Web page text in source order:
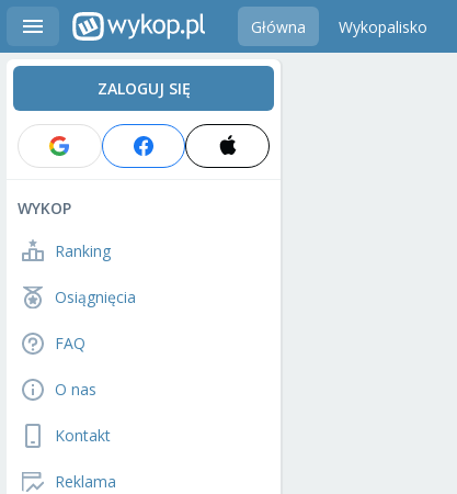
Główna Wykopalisko
ZALOGUJ SIĘ
WYKOP
Ranking
Osiągnięcia
FAQ
O nas
Kontakt
Reklama